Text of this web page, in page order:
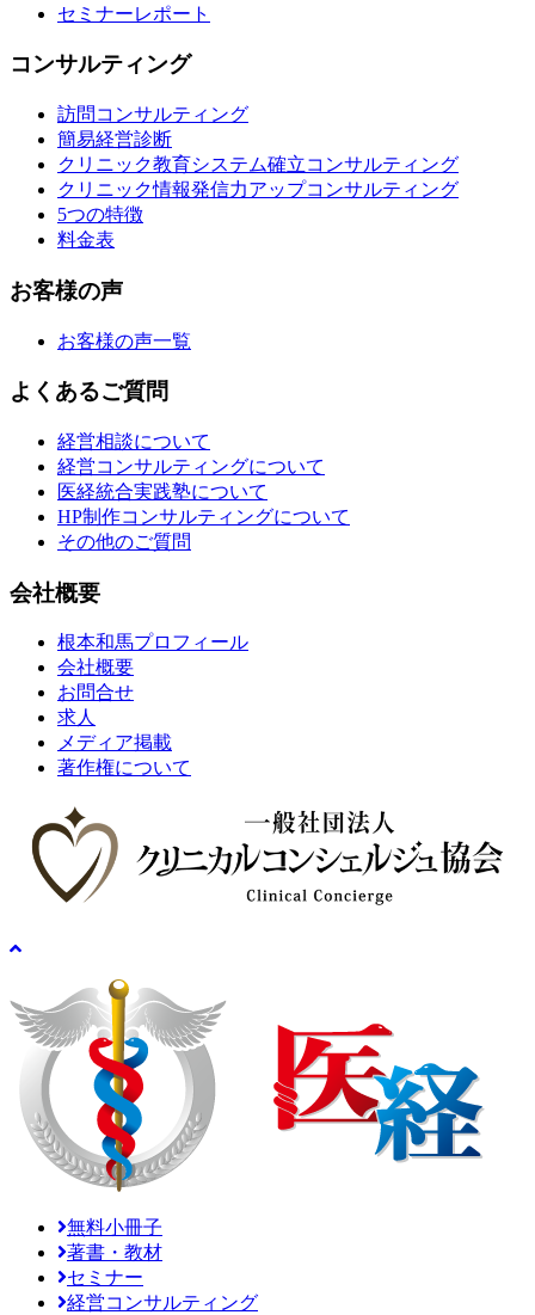
セミナーレポート
コンサルティング
訪問コンサルティング
簡易経営診断
クリニック教育システム確立コンサルティング
クリニック情報発信力アップコンサルティング
5つの特徴
料金表
お客様の声
お客様の声一覧
よくあるご質問
経営相談について
経営コンサルティングについて
医経統合実践塾について
HP制作コンサルティングについて
その他のご質問
会社概要
根本和馬プロフィール
会社概要
お問合せ
求人
メディア掲載
著作権について
無料小冊子
著書・教材
セミナー
経営コンサルティング